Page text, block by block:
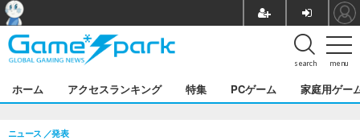
menu
search
ホーム アクセスランキング 特集 PCゲーム 家庭用ゲー
ニュース 発表